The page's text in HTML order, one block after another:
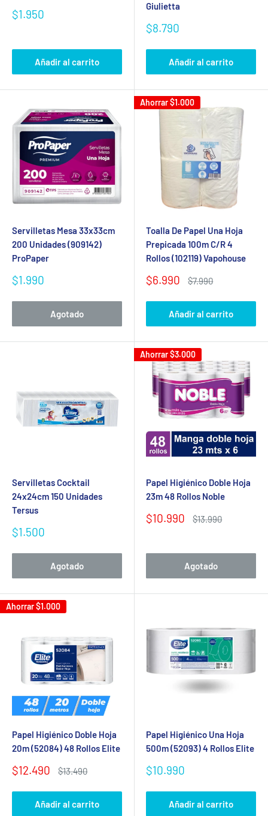
Precio
$1.950
Añadir al carrito
Giulietta
Precio
venta
$8.790
Añadir al carrito
Servilletas Mesa 33x33cm
200 Unidades (909142)
ProPaper
Precio
venta
$1.990
Agotado
Ahorrar$1.000
Toalla De Papel Una Hoja
Prepicada 100m C/R 4
Rollos (102119) Vapohouse
Precio
venta
$6.990
Precio
$7.990
Añadir al carrito
Servilletas Cocktail
24x24cm 150 Unidades
Tersus
Precio
venta
$1.500
Agotado
Ahorrar$3.000
Papel Higiénico Doble Hoja
23m 48 Rollos Noble
Precio
$10.990
Precio
$13.990
Agotado
Ahorrar$1.000
Papel Higiénico Doble Hoja
20m (52084) 48 Rollos Elite
Precio
venta
$12.490
Precio
$13.490
Añadir al carrito
Papel Higiénico Una Hoja
500m (52093) 4 Rollos Elite
Precio
venta
$10.990
Añadir al carrito